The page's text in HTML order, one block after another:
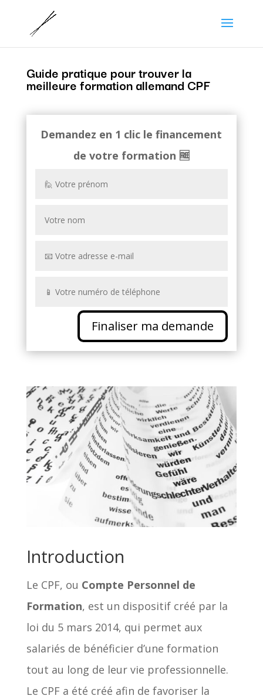
Guide pratique pour trouver la
meilleure formation allemand CPF
Demandez en 1 clic le financement
de votre formation 🆓
Finaliser ma demande
Introduction
Le CPF, ou Compte Personnel de
Formation, est un dispositif créé par la
loi du 5 mars 2014, qui permet aux
salariés de bénéficier d’une formation
tout au long de leur vie professionnelle.
Le CPF a été créé afin de favoriser la